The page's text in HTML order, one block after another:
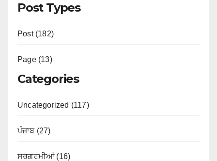
Post Types
Post (182)
Page (13)
Categories
Uncategorized (117)
ਪੰਜਾਬ (27)
ਸਰਗਰਮੀਆਂ (16)